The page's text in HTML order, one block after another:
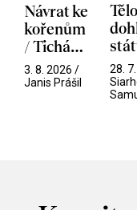
Návrat ke
kořenům
/ Tichá
přítelkyně
3. 8. 2026 /
Janis Prášil
28.